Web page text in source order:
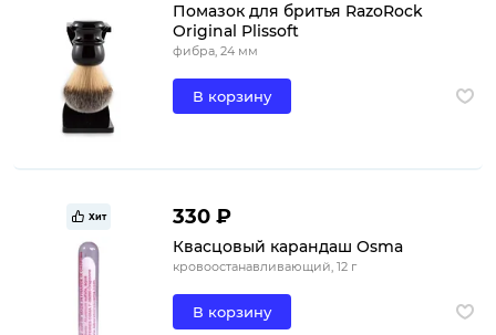
Помазок для бритья RazoRock
Original Plissoft
фибра, 24 мм
В корзину
Хит 330 ₽
Квасцовый карандаш Osma
кровоостанавливающий, 12 г
В корзину